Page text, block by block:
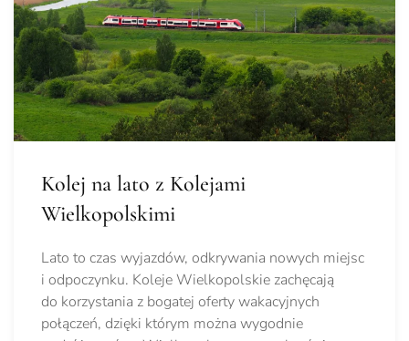
Kolej na lato z Kolejami
Wielkopolskimi
Lato to czas wyjazdów, odkrywania nowych miejsc
i odpoczynku. Koleje Wielkopolskie zachęcają
do korzystania z bogatej oferty wakacyjnych
połączeń, dzięki którym można wygodnie